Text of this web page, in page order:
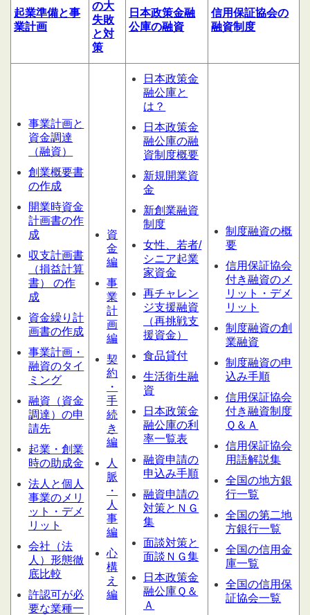
起業準備と事
業計画
の大
失敗
と対
策
日本政策金融
公庫の融資
信用保証協会の
融資制度
事業計画と
資金調達
（融資）
創業概要書
の作成
開業時資金
計画書の作
成
収支計画書
（損益計算
書） の作
成
資金繰り計
画書の作成
事業計画・
融資のタイ
ミング
融資（資金
調達）の申
請先
起業・創業
時の助成金
法人と個人
事業のメリ
ット・デメ
リット
会社（法
人）形態徹
底比較
許認可が必
要な業種一
資
金
編
事
業
計
画
編
契
約
・
手
続
き
編
人
脈
・
人
事
編
心
構
え
編
日本政策金
融公庫と
は？
日本政策金
融公庫の融
資制度概要
新規開業資
金
新創業融資
制度
女性、若者/
シニア起業
家資金
再チャレン
ジ支援融資
（再挑戦支
援資金）
食品貸付
生活衛生融
資
日本政策金
融公庫の利
率一覧表
融資申請の
申込み手順
融資申請の
対策とＮＧ
集
面談対策と
面談ＮＧ集
日本政策金
融公庫Ｑ＆
Ａ
制度融資の概
要
信用保証協会
付き融資のメ
リット・デメ
リット
制度融資の創
業融資
制度融資の申
込み手順
信用保証協会
付き融資制度
Ｑ＆Ａ
信用保証協会
用語解説集
全国の地方銀
行一覧
全国の第二地
方銀行一覧
全国の信用金
庫一覧
全国の信用保
証協会一覧